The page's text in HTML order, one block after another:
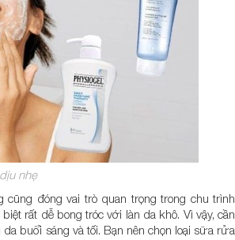
nhẹ
đóng vai trò quan trọng trong chu trình
rất dễ bong tróc với làn da khô. Vì vậy, cần
buổi sáng và tối. Bạn nên chọn loại sữa rửa